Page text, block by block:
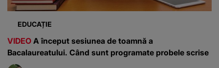
EDUCAȚIE
VIDEO A început sesiunea de toamnă a
Bacalaureatului. Când sunt programate probele scrise